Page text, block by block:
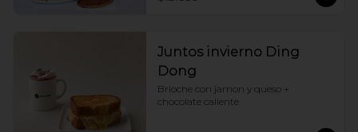
Juntos invierno Ding
Dong
Brioche con jamon y queso +
chocolate caliente